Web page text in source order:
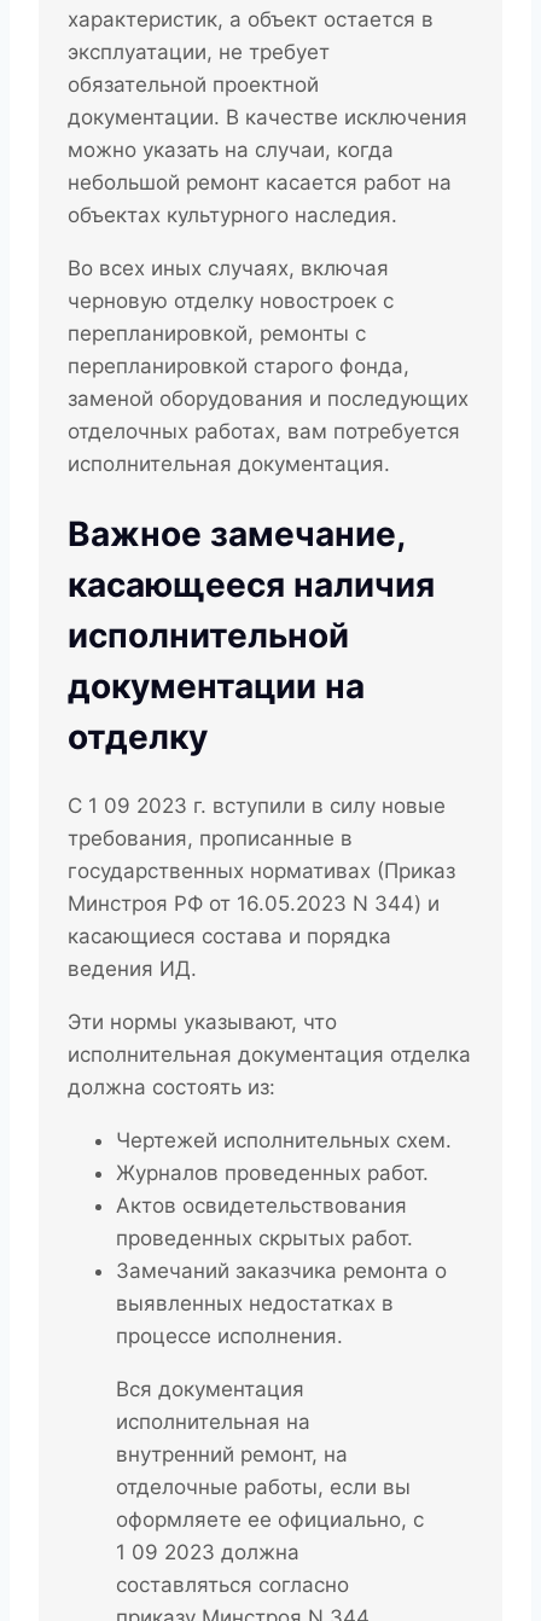
характеристик, а объект остается в
эксплуатации, не требует
обязательной проектной
документации. В качестве исключения
можно указать на случаи, когда
небольшой ремонт касается работ на
объектах культурного наследия.
Во всех иных случаях, включая
черновую отделку новостроек с
перепланировкой, ремонты с
перепланировкой старого фонда,
заменой оборудования и последующих
отделочных работах, вам потребуется
исполнительная документация.
Важное замечание,
касающееся наличия
исполнительной
документации на
отделку
С 1 09 2023 г. вступили в силу новые
требования, прописанные в
государственных нормативах (Приказ
Минстроя РФ от 16.05.2023 N 344) и
касающиеся состава и порядка
ведения ИД.
Эти нормы указывают, что
исполнительная документация отделка
должна состоять из:
Чертежей исполнительных схем.
Журналов проведенных работ.
Актов освидетельствования
проведенных скрытых работ.
Замечаний заказчика ремонта о
выявленных недостатках в
процессе исполнения.
Вся документация
исполнительная на
внутренний ремонт, на
отделочные работы, если вы
оформляете ее официально, с
1 09 2023 должна
составляться согласно